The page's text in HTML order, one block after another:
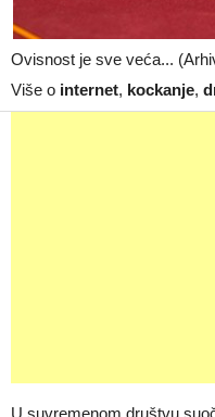
Ovisnost je sve veća...
Više o internet, kockanje,
U suvremenom društvu